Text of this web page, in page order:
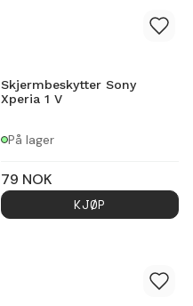
Skjermbeskytter Sony
Xperia 1 V
På lager
79 NOK
KJØP